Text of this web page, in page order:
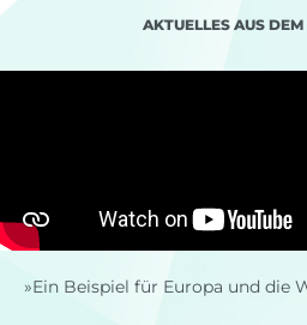
AKTUELLES AUS
»Ein Beispiel für Europa und die